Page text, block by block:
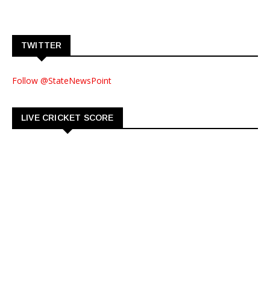
TWITTER
Follow @StateNewsPoint
LIVE CRICKET SCORE